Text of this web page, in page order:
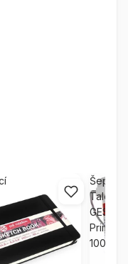
Šeps
Talens
GESSO
Primer
1000ml